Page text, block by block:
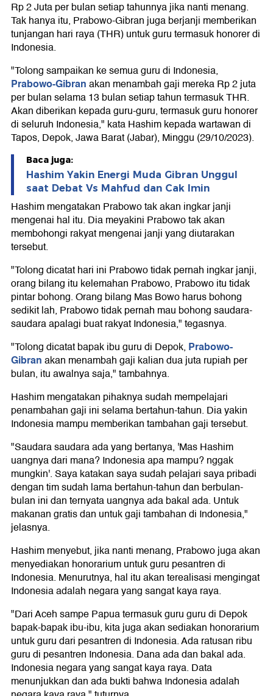
Rp 2 Juta per bulan setiap tahunnya jika nanti menang.
Tak hanya itu, Prabowo-Gibran juga berjanji memberikan
tunjangan hari raya (THR) untuk guru termasuk honorer di
Indonesia.
"Tolong sampaikan ke semua guru di Indonesia,
Prabowo-Gibranakan menambah gaji mereka Rp 2 juta
per bulan selama 13 bulan setiap tahun termasuk THR.
Akan diberikan kepada guru-guru, termasuk guru honorer
di seluruh Indonesia," kata Hashim kepada wartawan di
Tapos, Depok, Jawa Barat (Jabar), Minggu (29/10/2023).
Baca juga:
Hashim Yakin Energi Muda Gibran Unggul
saat Debat Vs Mahfud dan Cak Imin
Hashim mengatakan Prabowo tak akan ingkar janji
mengenai hal itu. Dia meyakini Prabowo tak akan
membohongi rakyat mengenai janji yang diutarakan
tersebut.
"Tolong dicatat hari ini Prabowo tidak pernah ingkar janji,
orang bilang itu kelemahan Prabowo, Prabowo itu tidak
pintar bohong. Orang bilang Mas Bowo harus bohong
sedikit lah, Prabowo tidak pernah mau bohong saudara-
saudara apalagi buat rakyat Indonesia," tegasnya.
"Tolong dicatat bapak ibu guru di Depok, Prabowo-
Gibranakan menambah gaji kalian dua juta rupiah per
bulan, itu awalnya saja," tambahnya.
Hashim mengatakan pihaknya sudah mempelajari
penambahan gaji ini selama bertahun-tahun. Dia yakin
Indonesia mampu memberikan tambahan gaji tersebut.
"Saudara saudara ada yang bertanya, 'Mas Hashim
uangnya dari mana? Indonesia apa mampu? nggak
mungkin'. Saya katakan saya sudah pelajari saya pribadi
dengan tim sudah lama bertahun-tahun dan berbulan-
bulan ini dan ternyata uangnya ada bakal ada. Untuk
makanan gratis dan untuk gaji tambahan di Indonesia,"
jelasnya.
Hashim menyebut, jika nanti menang, Prabowo juga akan
menyediakan honorarium untuk guru pesantren di
Indonesia. Menurutnya, hal itu akan terealisasi mengingat
Indonesia adalah negara yang sangat kaya raya.
"Dari Aceh sampe Papua termasuk guru guru di Depok
bapak-bapak ibu-ibu, kita juga akan sediakan honorarium
untuk guru dari pesantren di Indonesia. Ada ratusan ribu
guru di pesantren Indonesia. Dana ada dan bakal ada.
Indonesia negara yang sangat kaya raya. Data
menunjukkan dan ada bukti bahwa Indonesia adalah